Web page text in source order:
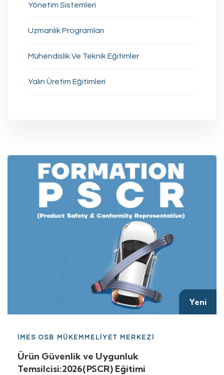
Yönetim Sistemleri
Uzmanlık Programları
Mühendislik Ve Teknik Eğitimler
Yalın Üretim Eğitimleri
Yeni
İMES OSB MÜKEMMELİYET MERKEZİ
Ürün Güvenlik ve Uygunluk
Temsilcisi:2026(PSCR) Eğitimi